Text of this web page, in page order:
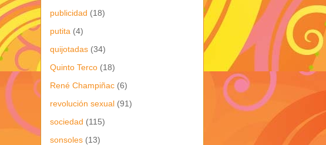
publicidad (18)
putita (4)
quijotadas (34)
Quinto Terco (18)
René Champiñac (6)
revolución sexual (91)
sociedad (115)
sonsoles (13)